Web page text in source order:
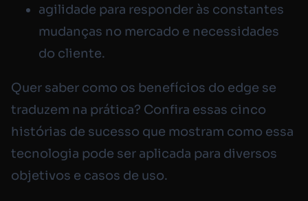
agilidade para responder às constantes
mudanças no mercado e necessidades
do cliente.
Quer saber como os benefícios do edge se
traduzem na prática? Confira essas cinco
histórias de sucesso que mostram como essa
tecnologia pode ser aplicada para diversos
objetivos e casos de uso.